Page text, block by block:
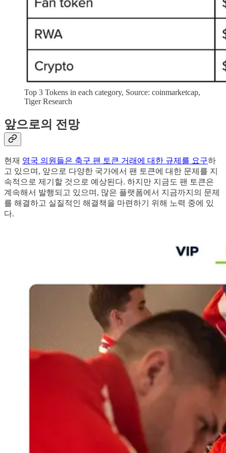
Top 3 Tokens in each category, Source: coinmarketcap,
Tiger Research
앞으로의 전망
현재 영국 의원들은 축구 팬 토큰 거래에 대한 규제를 요구하
고 있으며, 앞으로 다양한 국가에서 팬 토큰에 대한 문제를 지
속적으로 제기할 것으로 예상된다. 하지만 지금도 팬 토큰은
계속해서 발행되고 있으며, 많은 플랫폼에서 지금까지의 문제
를 해결하고 실질적인 해결책을 마련하기 위해 노력 중에 있
다.